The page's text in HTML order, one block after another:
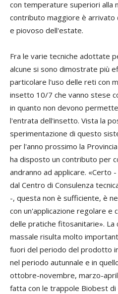
con temperature superiori alla
contributo maggiore è arrivato
e piovoso dell'estate.
Fra le varie tecniche adottate
alcune si sono dimostrate più
particolare l'uso delle reti con
insetto 10/7 che vanno stese
in quanto non devono
l'entrata dell'insetto. Vista la
sperimentazione di questo
per l'anno prossimo la
ha disposto un contributo per
andranno ad applicare. «Certo
dal Centro di Consulenza
-, questa non è sufficiente, è
con un'applicazione regolare e
delle pratiche fitosanitarie». La
massale risulta molto
fuori del periodo del prodotto
nel periodo autunnale e in
ottobre-novembre, marzo-
fatta con le trappole Biobest